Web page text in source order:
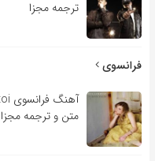
ترجمه مجزا
فرانسوی
متن و ترجمه مجزا